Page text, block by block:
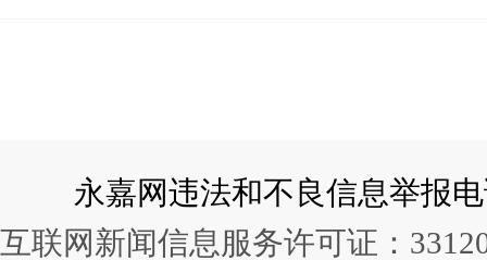
永嘉网违法和不良信息举报
互联网新闻信息服务许可证：